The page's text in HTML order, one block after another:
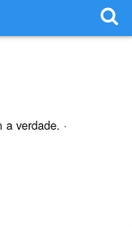
verdade. ·